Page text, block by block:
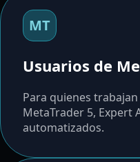
MT
Usuarios de
Para quienes
MetaTrader 5, Expert
automatizados.